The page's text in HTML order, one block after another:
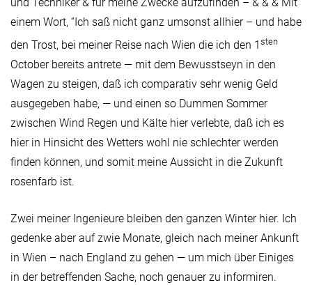
einem Wort, “Ich saß nicht ganz umsonst allhier – und habe
den Trost, bei meiner Reise nach Wien die ich den 1 sten
October bereits antrete — mit dem Bewusstseyn in den
Wagen zu steigen, daß ich comparativ sehr wenig Geld
ausgegeben habe, — und einen so Dummen Sommer
zwischen Wind Regen und Kälte hier verlebte, daß ich es
hier in Hinsicht des Wetters wohl nie schlechter werden
finden können, und somit meine Aussicht in die Zukunft
rosenfarb ist.
Zwei meiner Ingenieure bleiben den ganzen Winter hier. Ich
gedenke aber auf zwie Monate, gleich nach meiner Ankunft
in Wien – nach England zu gehen — um mich über Einiges
in der betreffenden Sache, noch genauer zu informiren.